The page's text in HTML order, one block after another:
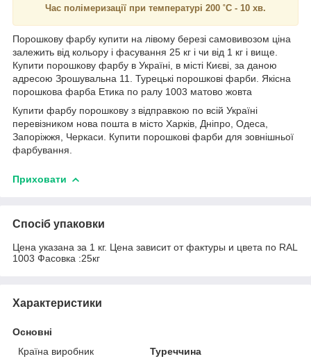
Час полімеризації при температурі 200 ˚C - 10 хв.
Порошкову фарбу купити на лівому березі самовивозом ціна
залежить від кольору і фасування 25 кг і чи від 1 кг і вище.
Купити порошкову фарбу в Україні, в місті Києві, за даною
адресою Зрошувальна 11. Турецькі порошкові фарби. Якісна
порошкова фарба Етика по ралу 1003 матово жовта
Купити фарбу порошкову з відправкою по всій Україні
перевізником нова пошта в місто Харків, Дніпро, Одеса,
Запоріжжя, Черкаси. Купити порошкові фарби для зовнішньої
фарбування.
Приховати
Спосіб упаковки
Цена указана за 1 кг. Цена зависит от фактуры и цвета по RAL
1003 Фасовка :25кг
Характеристики
Основні
Країна виробник
Туреччина